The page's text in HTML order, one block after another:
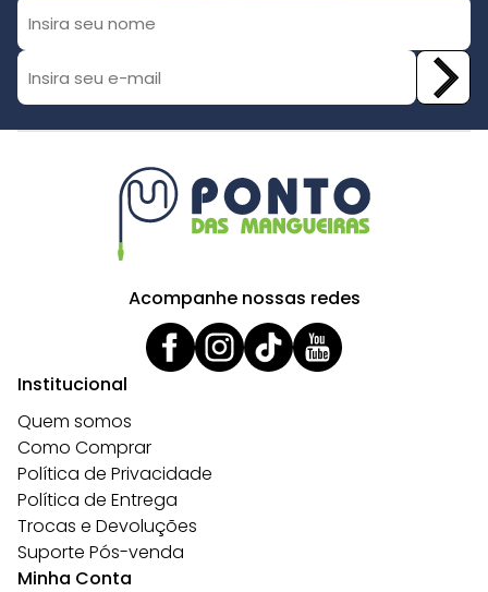
Acompanhe nossas redes
Institucional
Quem somos
Como Comprar
Política de Privacidade
Política de Entrega
Trocas e Devoluções
Suporte Pós-venda
Minha Conta